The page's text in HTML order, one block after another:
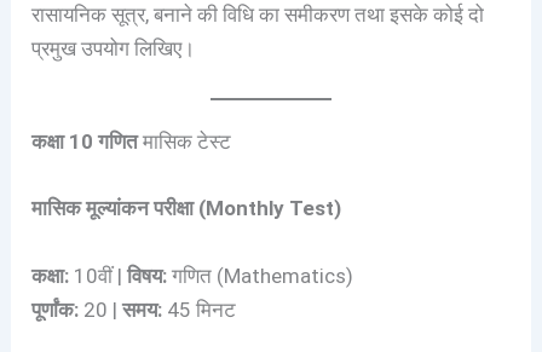
रासायनिक सूत्र, बनाने की विधि का समीकरण तथा इसके कोई दो
प्रमुख उपयोग लिखिए।
कक्षा 10 गणितमासिक टेस्ट
मासिक मूल्यांकन परीक्षा (Monthly Test)
कक्षा: 10वीं |विषय: गणित (Mathematics)
पूर्णांक: 20 |समय: 45 मिनट